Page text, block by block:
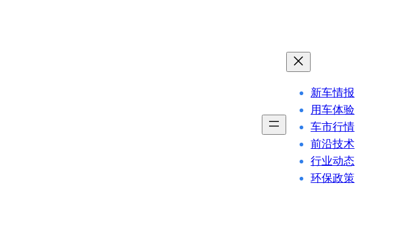
新车情报
用车体验
车市行情
前沿技术
行业动态
环保政策